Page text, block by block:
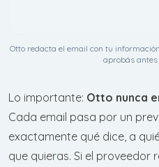
Otto redacta el email con tu
aprobás
Lo importante: Otto nunca
Cada email pasa por un
exactamente qué dice, a
que quieras. Si el proveedor